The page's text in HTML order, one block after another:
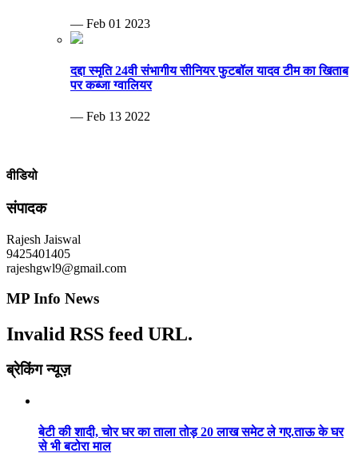
— Feb 01 2023
दद्दा स्मृति 24वी संभागीय सीनियर फुटबॉल यादव टीम का खिताब
पर कब्जा ग्वालियर
— Feb 13 2022
वीडियो
संपादक
Rajesh Jaiswal
9425401405
rajeshgwl9@gmail.com
MP Info News
Invalid RSS feed URL.
ब्रेकिंग न्यूज़
बेटी की शादी, चोर घर का ताला तोड़ 20 लाख समेट ले गए.ताऊ के घर
से भी बटोरा माल